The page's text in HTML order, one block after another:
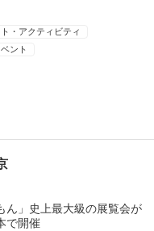
・アクティビティ
ント
ん」史上最大級の展覧会が
で開催